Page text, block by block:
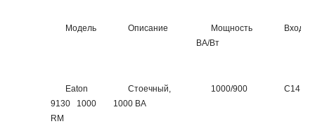
Модель Описание
Мощность
ВА/Вт
Вход
Eaton
9130 1000
RM
Стоечный,
1000 ВА
1000/900 C14